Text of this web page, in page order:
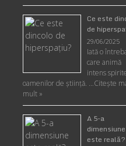
Ce este
de
29/06/2025
Iată o
care animă
intens
oamenilor de ştiinţă. …Citește
mult »
A 5-a
dimensiune
este reală?